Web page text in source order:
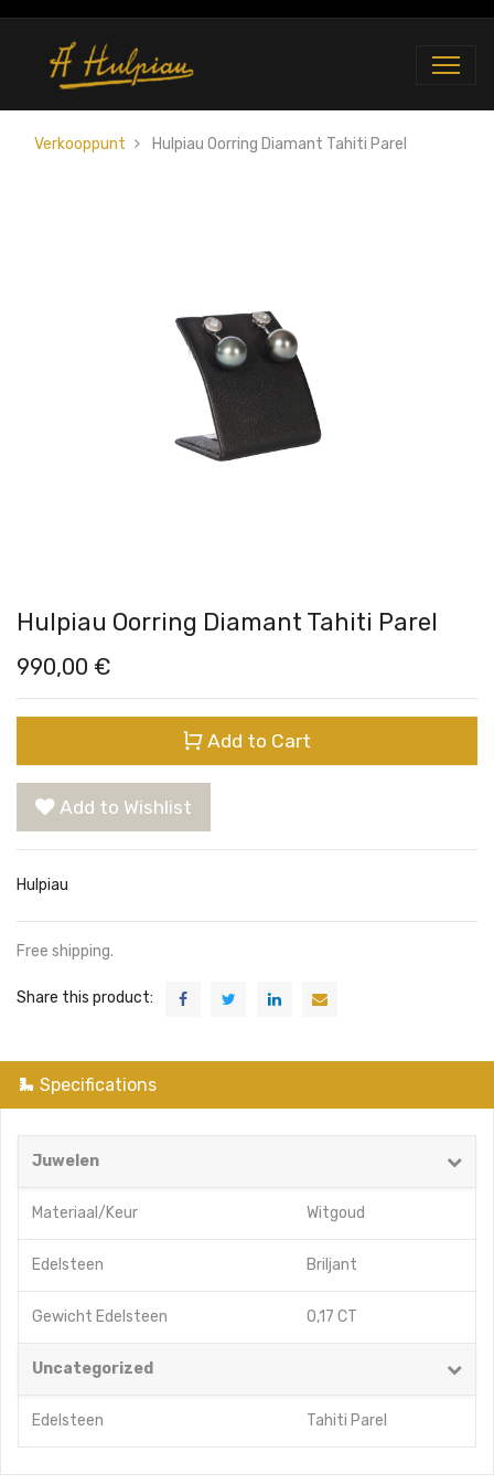
Verkooppunt Hulpiau Oorring Diamant Tahiti Parel
Hulpiau Oorring Diamant Tahiti Parel
990,00 €
Add to Cart
Add to Wishlist
Hulpiau
Free shipping.
Share this product:
Specifications
Juwelen
Materiaal/Keur Witgoud
Edelsteen Briljant
Gewicht Edelsteen 0,17 CT
Uncategorized
Edelsteen Tahiti Parel